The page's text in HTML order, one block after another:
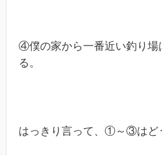
④僕の家から一番近い釣り場
る。
はっきり言って、①～③はど